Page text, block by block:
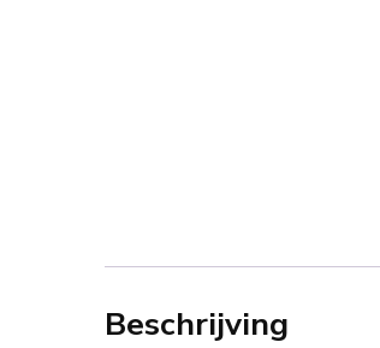
Beschrijving